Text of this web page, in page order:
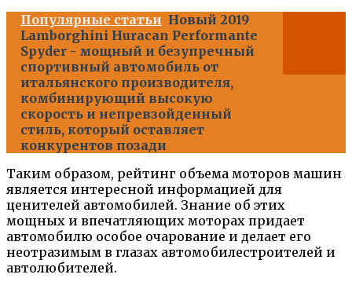
Популярные статьи Новый 2019
Lamborghini Huracan Performante
Spyder - мощный и безупречный
спортивный автомобиль от
итальянского производителя,
комбинирующий высокую
скорость и непревзойденный
стиль, который оставляет
конкурентов позади
Таким образом, рейтинг объема моторов машин
является интересной информацией для
ценителей автомобилей. Знание об этих
мощных и впечатляющих моторах придает
автомобилю особое очарование и делает его
неотразимым в глазах автомобилестроителей и
автолюбителей.